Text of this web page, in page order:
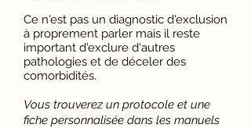
Ce n'est pas un diagnostic d'exclusion
à proprement parler mais il reste
important d'exclure d'autres
pathologies et de déceler des
comorbidités.
Vous trouverez un protocole et une
fiche personnalisée dans les manuels